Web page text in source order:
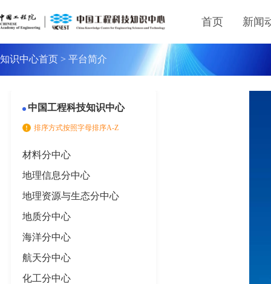
首页 新闻
知识中心首页 > 平台简介
中国工程科技知识中心
排序方式按照字母排序A-Z
材料分中心
地理信息分中心
地理资源与生态分中心
地质分中心
海洋分中心
航天分中心
化工分中心